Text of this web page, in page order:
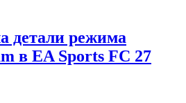
детали режима
в EA Sports FC 27